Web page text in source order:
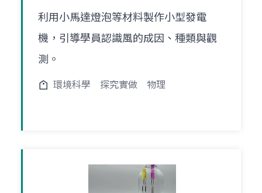
利用小馬達燈泡等材料製作小型發電
機，引導學員認識風的成因、種類與觀
測。
環境科學 探究實做 物理